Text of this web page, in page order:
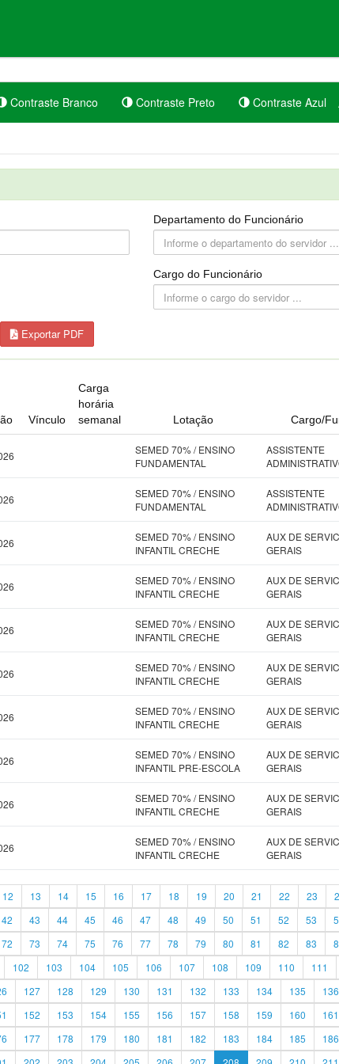
Contraste Branco Contraste Preto Contraste Azul
Departamento do Funcionário
Cargo do Funcionário
Exportar PDF
Vínculo
Carga
horária
semanal
Lotação Cargo/
SEMED 70% / ENSINO
FUNDAMENTAL
ASSISTENTE
SEMED 70% / ENSINO
FUNDAMENTAL
ASSISTENTE
SEMED 70% / ENSINO
INFANTIL CRECHE
AUX DE
GERAIS
SEMED 70% / ENSINO
INFANTIL CRECHE
AUX DE
GERAIS
SEMED 70% / ENSINO
INFANTIL CRECHE
AUX DE
GERAIS
SEMED 70% / ENSINO
INFANTIL CRECHE
AUX DE
GERAIS
SEMED 70% / ENSINO
INFANTIL CRECHE
AUX DE
GERAIS
SEMED 70% / ENSINO
INFANTIL PRE-ESCOLA
AUX DE
GERAIS
SEMED 70% / ENSINO
INFANTIL CRECHE
AUX DE
GERAIS
SEMED 70% / ENSINO
INFANTIL CRECHE
AUX DE
GERAIS
12 13 14 15 16 17 18 19 20 21 22 23
42 43 44 45 46 47 48 49 50 51 52 53
72 73 74 75 76 77 78 79 80 81 82 83
102 103 104 105 106 107 108 109 110 111
127 128 129 130 131 132 133 134 135 136
152 153 154 155 156 157 158 159 160 161
177 178 179 180 181 182 183 184 185 186